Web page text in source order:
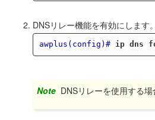
DNSリレー機能を有効にします
awplus(config)# ip dns
Note DNSリレーを使用する